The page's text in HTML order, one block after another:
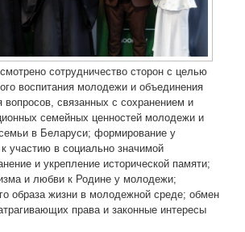
сотрудничество сторон с целью
воспитания молодежи и объединения
связанных с сохранением и
семейных ценностей молодежи и
в Беларуси; формирование у
участию в социально значимой
и укрепление исторической памяти;
и любви к Родине у молодежи;
образа жизни в молодежной среде; обмен
права и законные интересы